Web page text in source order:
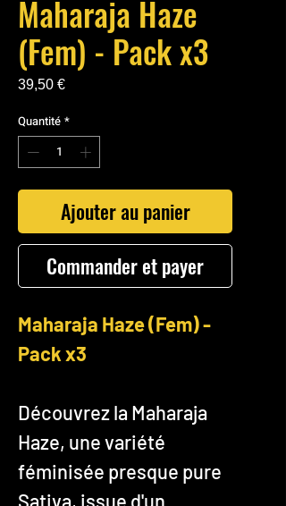
Maharaja Haze
(Fem) - Pack x3
39,50 €Prix
Quantité *
Ajouter au panier
Commander et payer
Maharaja Haze (Fem) -
Pack x3
Découvrez la Maharaja
Haze, une variété
féminisée presque pure
Sativa, issue d'un